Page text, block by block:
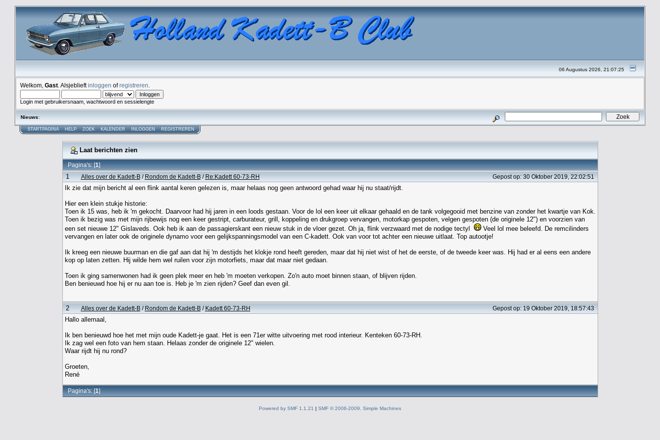
06 Augustus 2026, 21:07:25
Welkom, Gast . Alsjeblieftinloggen ofregistreren
Login met gebruikersnaam, wachtwoord en sessielengte
Nieuws:
STARTPAGINA HELP ZOEK KALENDER INLOGGEN REGISTREREN
Laat berichten zien
Pagina's: [1]
1 Alles over de Kadett-B/ Rondom de Kadett-B/ Re:Kadett 60-73-RH Gepost op: 30 Oktober 2019, 22:02:51
Ik zie dat mijn bericht al een flink aantal keren gelezen is, maar helaas nog geen antwoord gehad waar hij nu staat/rijdt.
Hier een klein stukje historie:
Toen ik 15 was, heb ik 'm gekocht. Daarvoor had hij jaren in een loods gestaan. Voor de lol een keer uit elkaar gehaald en de tank volgegooid met benzine van zonder het kwartje van Kok.
Toen ik bezig was met mijn rijbewijs nog een keer gestript, carburateur, grill, koppeling en drukgroep vervangen, motorkap gespoten, velgen gespoten (de originele 12") en voorzien van
een set nieuwe 12" Gislaveds. Ook heb ik aan de passagierskant een nieuw stuk in de vloer gezet. Oh ja, flink verzwaard met de nodige tectyl
Veel lol mee beleefd. De remcilinders
vervangen en later ook de originele dynamo voor een gelijkspanningsmodel van een C-kadett. Ook van voor tot achter een nieuwe uitlaat. Top autootje!
Ik kreeg een nieuwe buurman en die gaf aan dat hij 'm destijds het klokje rond heeft gereden, maar dat hij niet wist of het de eerste, of de tweede keer was. Hij had er al eens een andere
kop op laten zetten. Hij wilde hem wel ruilen voor zijn motorfiets, maar dat maar niet gedaan.
Toen ik ging samenwonen had ik geen plek meer en heb 'm moeten verkopen. Zo'n auto moet binnen staan, of blijven rijden.
Ben benieuwd hoe hij er nu aan toe is. Heb je 'm zien rijden? Geef dan even gil.
2 Alles over de Kadett-B/ Rondom de Kadett-B/ Kadett 60-73-RH Gepost op: 19 Oktober 2019, 18:57:43
Hallo allemaal,
Ik ben benieuwd hoe het met mijn oude Kadett-je gaat. Het is een 71er witte uitvoering met rood interieur. Kenteken 60-73-RH.
Ik zag wel een foto van hem staan. Helaas zonder de originele 12" wielen.
Waar rijdt hij nu rond?
Groeten,
René
Pagina's: [1]
Powered by SMF 1.1.21 | SMF © 2006-2009, Simple Machines